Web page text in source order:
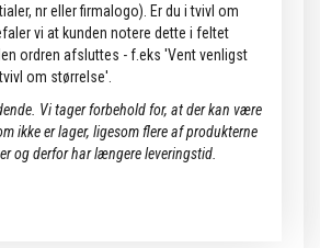
nr eller firmalogo). Er du i tvivl om
vi at kunden notere dette i feltet
ordren afsluttes - f.eks 'Vent venligst
om størrelse'.
Vi tager forbehold for, at der kan være
ikke er lager, ligesom flere af produkterne
og derfor har længere leveringstid.